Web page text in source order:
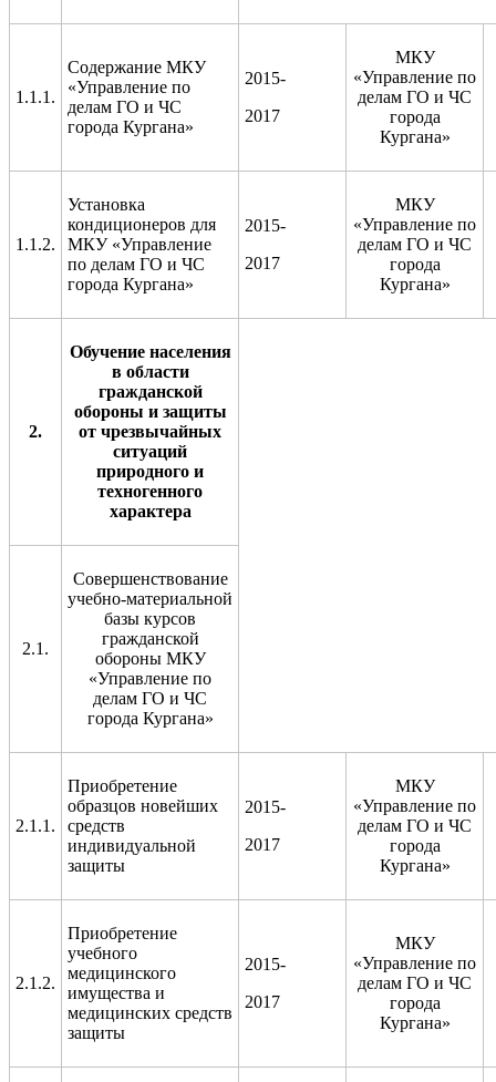
1.1.1.
Содержание МКУ
«Управление по
делам ГО и ЧС
города Кургана»
2015-
2017
МКУ
«Управление по
делам ГО и ЧС
города
Кургана»
1.1.2.
Установка
кондиционеров для
МКУ «Управление
по делам ГО и ЧС
города Кургана»
2015-
2017
МКУ
«Управление по
делам ГО и ЧС
города
Кургана»
2.
Обучение населения
в области
гражданской
обороны и защиты
от чрезвычайных
ситуаций
природного и
техногенного
характера
2.1.
Совершенствование
учебно-материальной
базы курсов
гражданской
обороны МКУ
«Управление по
делам ГО и ЧС
города Кургана»
2.1.1.
Приобретение
образцов новейших
средств
индивидуальной
защиты
2015-
2017
МКУ
«Управление по
делам ГО и ЧС
города
Кургана»
2.1.2.
Приобретение
учебного
медицинского
имущества и
медицинских средств
защиты
2015-
2017
МКУ
«Управление по
делам ГО и ЧС
города
Кургана»